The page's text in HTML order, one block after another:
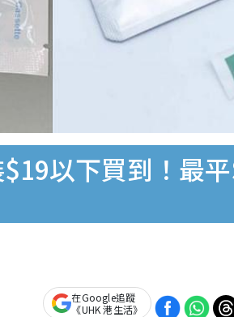
以下買到！最
在Google追蹤
《UHK 港生活》